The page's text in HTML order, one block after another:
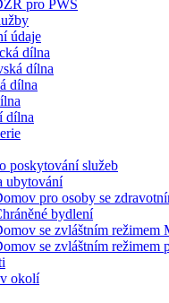
pro PWS
údaje
dílna
dílna
dílna
dílna
poskytování služeb
ubytování
pro osoby se
bydlení
se zvláštním režimem
se zvláštním režimem
okolí